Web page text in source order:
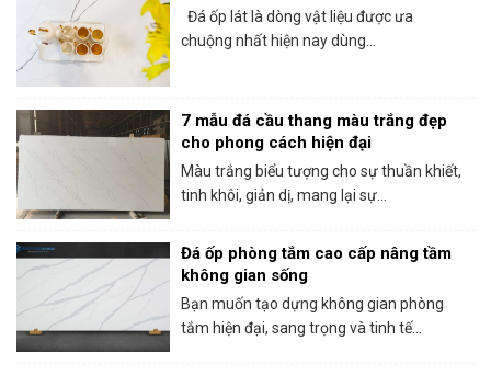
Đá ốp lát là dòng vật liệu được ưa
chuộng nhất hiện nay dùng...
7 mẫu đá cầu thang màu trắng đẹp
cho phong cách hiện đại
Màu trắng biểu tượng cho sự thuần khiết,
tinh khôi, giản dị, mang lại sự...
Đá ốp phòng tắm cao cấp nâng tầm
không gian sống
Bạn muốn tạo dựng không gian phòng
tắm hiện đại, sang trọng và tinh tế...